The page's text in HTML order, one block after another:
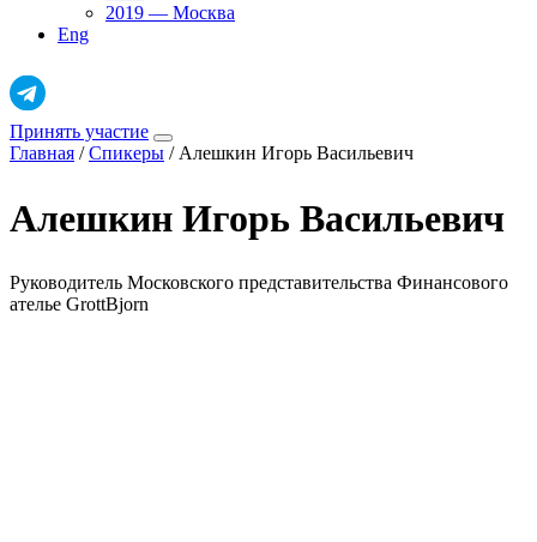
2019 — Москва
Eng
Принять участие
Главная /Спикеры / Алешкин Игорь Васильевич
Алешкин Игорь Васильевич
Руководитель Московского представительства Финансового
ателье GrottBjоrn